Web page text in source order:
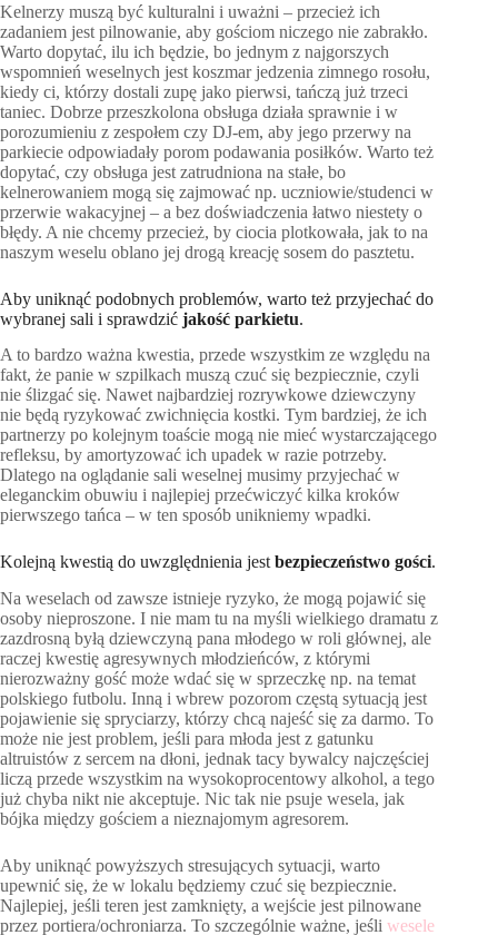
Kelnerzy muszą być kulturalni i uważni – przecież ich
zadaniem jest pilnowanie, aby gościom niczego nie zabrakło.
Warto dopytać, ilu ich będzie, bo jednym z najgorszych
wspomnień weselnych jest koszmar jedzenia zimnego rosołu,
kiedy ci, którzy dostali zupę jako pierwsi, tańczą już trzeci
taniec. Dobrze przeszkolona obsługa działa sprawnie i w
porozumieniu z zespołem czy DJ-em, aby jego przerwy na
parkiecie odpowiadały porom podawania posiłków. Warto też
dopytać, czy obsługa jest zatrudniona na stałe, bo
kelnerowaniem mogą się zajmować np. uczniowie/studenci w
przerwie wakacyjnej – a bez doświadczenia łatwo niestety o
błędy. A nie chcemy przecież, by ciocia plotkowała, jak to na
naszym weselu oblano jej drogą kreację sosem do pasztetu.
Aby uniknąć podobnych problemów, warto też przyjechać do
wybranej sali i sprawdzić jakość parkietu.
A to bardzo ważna kwestia, przede wszystkim ze względu na
fakt, że panie w szpilkach muszą czuć się bezpiecznie, czyli
nie ślizgać się. Nawet najbardziej rozrywkowe dziewczyny
nie będą ryzykować zwichnięcia kostki. Tym bardziej, że ich
partnerzy po kolejnym toaście mogą nie mieć wystarczającego
refleksu, by amortyzować ich upadek w razie potrzeby.
Dlatego na oglądanie sali weselnej musimy przyjechać w
eleganckim obuwiu i najlepiej przećwiczyć kilka kroków
pierwszego tańca – w ten sposób unikniemy wpadki.
Kolejną kwestią do uwzględnienia jest bezpieczeństwo gości.
Na weselach od zawsze istnieje ryzyko, że mogą pojawić się
osoby nieproszone. I nie mam tu na myśli wielkiego dramatu z
zazdrosną byłą dziewczyną pana młodego w roli głównej, ale
raczej kwestię agresywnych młodzieńców, z którymi
nierozważny gość może wdać się w sprzeczkę np. na temat
polskiego futbolu. Inną i wbrew pozorom częstą sytuacją jest
pojawienie się spryciarzy, którzy chcą najeść się za darmo. To
może nie jest problem, jeśli para młoda jest z gatunku
altruistów z sercem na dłoni, jednak tacy bywalcy najczęściej
liczą przede wszystkim na wysokoprocentowy alkohol, a tego
już chyba nikt nie akceptuje. Nic tak nie psuje wesela, jak
bójka między gościem a nieznajomym agresorem.
Aby uniknąć powyższych stresujących sytuacji, warto
upewnić się, że w lokalu będziemy czuć się bezpiecznie.
Najlepiej, jeśli teren jest zamknięty, a wejście jest pilnowane
przez portiera/ochroniarza. To szczególnie ważne, jeśli wesele